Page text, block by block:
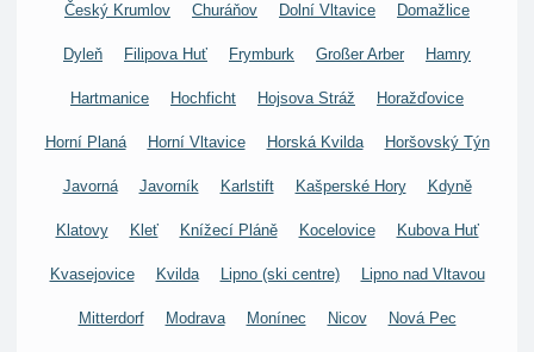
Český Krumlov Churáňov Dolní Vltavice Domažlice
Dyleň Filipova Huť Frymburk Großer Arber Hamry
Hartmanice Hochficht Hojsova Stráž Horažďovice
Horní Planá Horní Vltavice Horská Kvilda Horšovský Týn
Javorná Javorník Karlstift Kašperské Hory Kdyně
Klatovy Kleť Knížecí Pláně Kocelovice Kubova Huť
Kvasejovice Kvilda Lipno (ski centre) Lipno nad Vltavou
Mitterdorf Modrava Monínec Nicov Nová Pec